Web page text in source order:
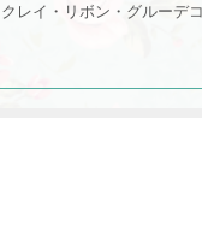
レイ・リボン・グルーデ